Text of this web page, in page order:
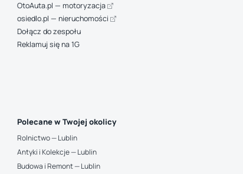
OtoAuta.pl — motoryzacja
osiedlo.pl — nieruchomości
Dołącz do zespołu
Reklamuj się na 1G
Polecane w Twojej okolicy
Rolnictwo — Lublin
Antyki i Kolekcje — Lublin
Budowa i Remont — Lublin